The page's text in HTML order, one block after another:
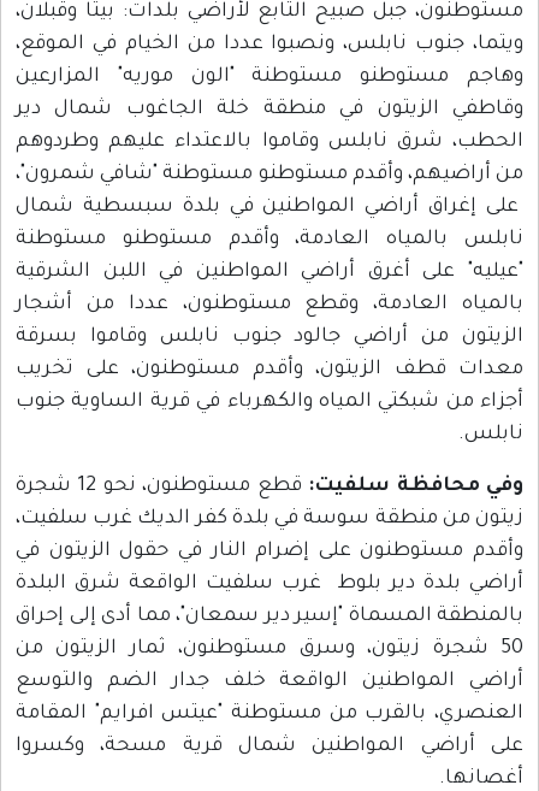
مستوطنون، جبل صبيح التابع لأراضي بلدات: بيتا وقبلان،
ويتما، جنوب نابلس، ونصبوا عددا من الخيام في الموقع،
وهاجم مستوطنو مستوطنة "الون موريه" المزارعين
وقاطفي الزيتون في منطقة خلة الجاغوب شمال دير
الحطب، شرق نابلس وقاموا بالاعتداء عليهم وطردوهم
من أراضيهم، وأقدم مستوطنو مستوطنة "شافي شمرون"،
على إغراق أراضي المواطنين في بلدة سبسطية شمال
نابلس بالمياه العادمة، وأقدم مستوطنو مستوطنة
"عيليه" على أغرق أراضي المواطنين في اللبن الشرقية
بالمياه العادمة، وقطع مستوطنون، عددا من أشجار
الزيتون من أراضي جالود جنوب نابلس وقاموا بسرقة
معدات قطف الزيتون، وأقدم مستوطنون، على تخريب
أجزاء من شبكتي المياه والكهرباء في قرية الساوية جنوب
نابلس.
وفي محافظة سلفيت:
قطع مستوطنون، نحو 12 شجرة
زيتون من منطقة سوسة في بلدة كفر الديك غرب سلفيت،
وأقدم مستوطنون على إضرام النار في حقول الزيتون في
أراضي بلدة دير بلوط غرب سلفيت الواقعة شرق البلدة
بالمنطقة المسماة "إسير دير سمعان"، مما أدى إلى إحراق
50 شجرة زيتون، وسرق مستوطنون، ثمار الزيتون من
أراضي المواطنين الواقعة خلف جدار الضم والتوسع
العنصري، بالقرب من مستوطنة "عيتس افرايم" المقامة
على أراضي المواطنين شمال قرية مسحة، وكسروا
أغصانها.